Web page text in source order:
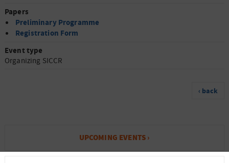
Papers
Preliminary Programme
Registration Form
Event type
Organizing SICCR
‹ back
UPCOMING EVENTS ›